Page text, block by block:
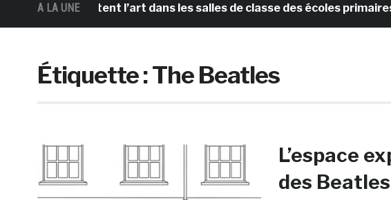
A LA UNE
DHL apportent l’art dans les salles de classe des écoles primaires des
Étiquette :The Beatles
L’espace
des